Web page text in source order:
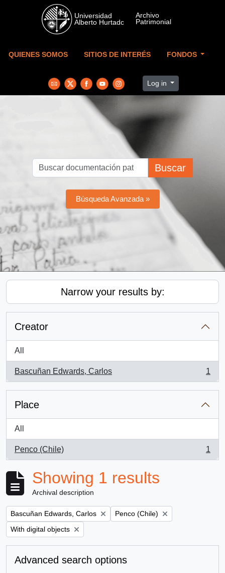
Skip to main content
QUIENES SOMOS SITIOS DE INTERÉS FONDOS
Log in
Buscar
Búsqueda Avanzada »
Narrow your results by:
Creator
All
Bascuñan Edwards, Carlos
, 1 results
1
Place
All
Penco (Chile)
, 1 results
1
Showing 1 results
Archival description
Remove filter:
Bascuñan Edwards, Carlos Remove filter:
Penco (Chile)
Remove filter:
With digital objects
Advanced search options